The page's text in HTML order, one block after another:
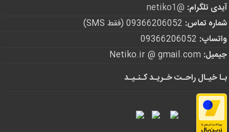
آیدی تلگرام: @netiko1
شماره تماس:
واتساپ:
جیمیل:
بـا خیـال راحـت خـریـد کـنـیـد